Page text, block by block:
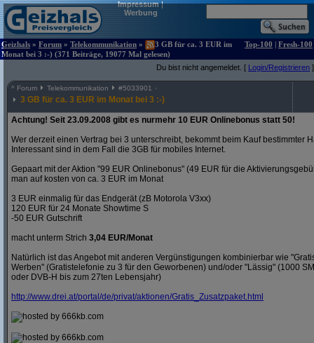
Impressum|
Werbung
Geizhals » Forum » Telekommunikation »
3 GB für ca. 3 EUR im
Monat bei 3 :-) (371 Beiträge, 19077 Mal gelesen)
Top-100 | Fresh-100
Du bist nicht angemeldet. [ Login/Registrieren ]
^ Forum Telekommunikation #5033901
3 GB für ca. 3 EUR im Monat bei 3 :-)
Achtung! Seit 23.09.2008 gibt es nurmehr 10 EUR Onlinebonus statt 50!
Wer derzeit einen Vertrag bei 3 unterschreibt, bekommt beim Kauf bestimmter
Interessant sind in dem Fall die 3GB für mobiles Internet.
Gepaart mit der Aktion "99 EUR Onlinebonus" (49 EUR für die
man auf kosten von ca. 3 EUR im Monat
3 EUR einmalig für das Endgerät (zB Motorola V3xx)
120 EUR für 24 Monate Showtime S
-50 EUR Gutschrift
macht unterm Strich 3,04 EUR/Monat
Natürlich ist das Angebot mit anderen Vergünstigungen kombinierbar wie
Werben" (Gratistelefonie zu 3 für den Geworbenen) und/oder "Lässig" (1000
oder DVB-H bis zum 27ten Lebensjahr)
http://www.drei.at/portal/de/privat/aktionen/Gratis_Zusatzpaket.html